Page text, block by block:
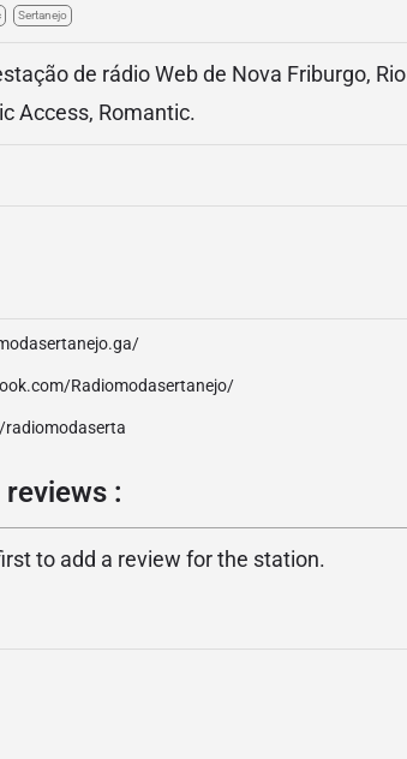
Sertanejo
de rádio Web de Nova Friburgo,
Access, Romantic.
Radiomodasertanejo/
:
to add a review for the station.